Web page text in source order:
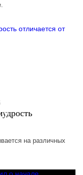
на различных
О
К XIV